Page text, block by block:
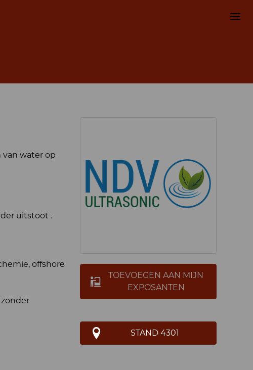
TOEVOEGEN AAN MIJN
EXPOSANTEN
STAND 4301
water op
uitstoot .
offshore